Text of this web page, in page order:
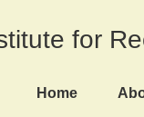
for
Home